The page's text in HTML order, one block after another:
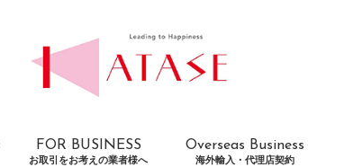
FOR BUSINESS
お取引をお考えの業者様へ
Overseas Business
海外輸入・代理店契約